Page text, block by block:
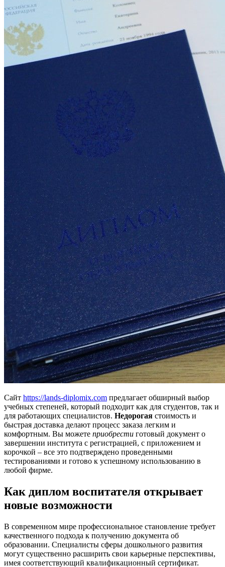
Сайт https://lands-diplomix.com предлагает обширный выбор
учебных степеней, который подходит как для студентов, так и
для работающих специалистов. Недорогая стоимость и
быстрая доставка делают процесс заказа легким и
комфортным. Вы можете приобрести готовый документ о
завершении института с регистрацией, с приложением и
корочкой – все это подтверждено проведенными
тестированиями и готово к успешному использованию в
любой фирме.
Как диплом воспитателя открывает
новые возможности
В современном мире профессиональное становление требует
качественного подхода к получению документа об
образовании. Специалисты сферы дошкольного развития
могут существенно расширить свои карьерные перспективы,
имея соответствующий квалификационный сертификат.